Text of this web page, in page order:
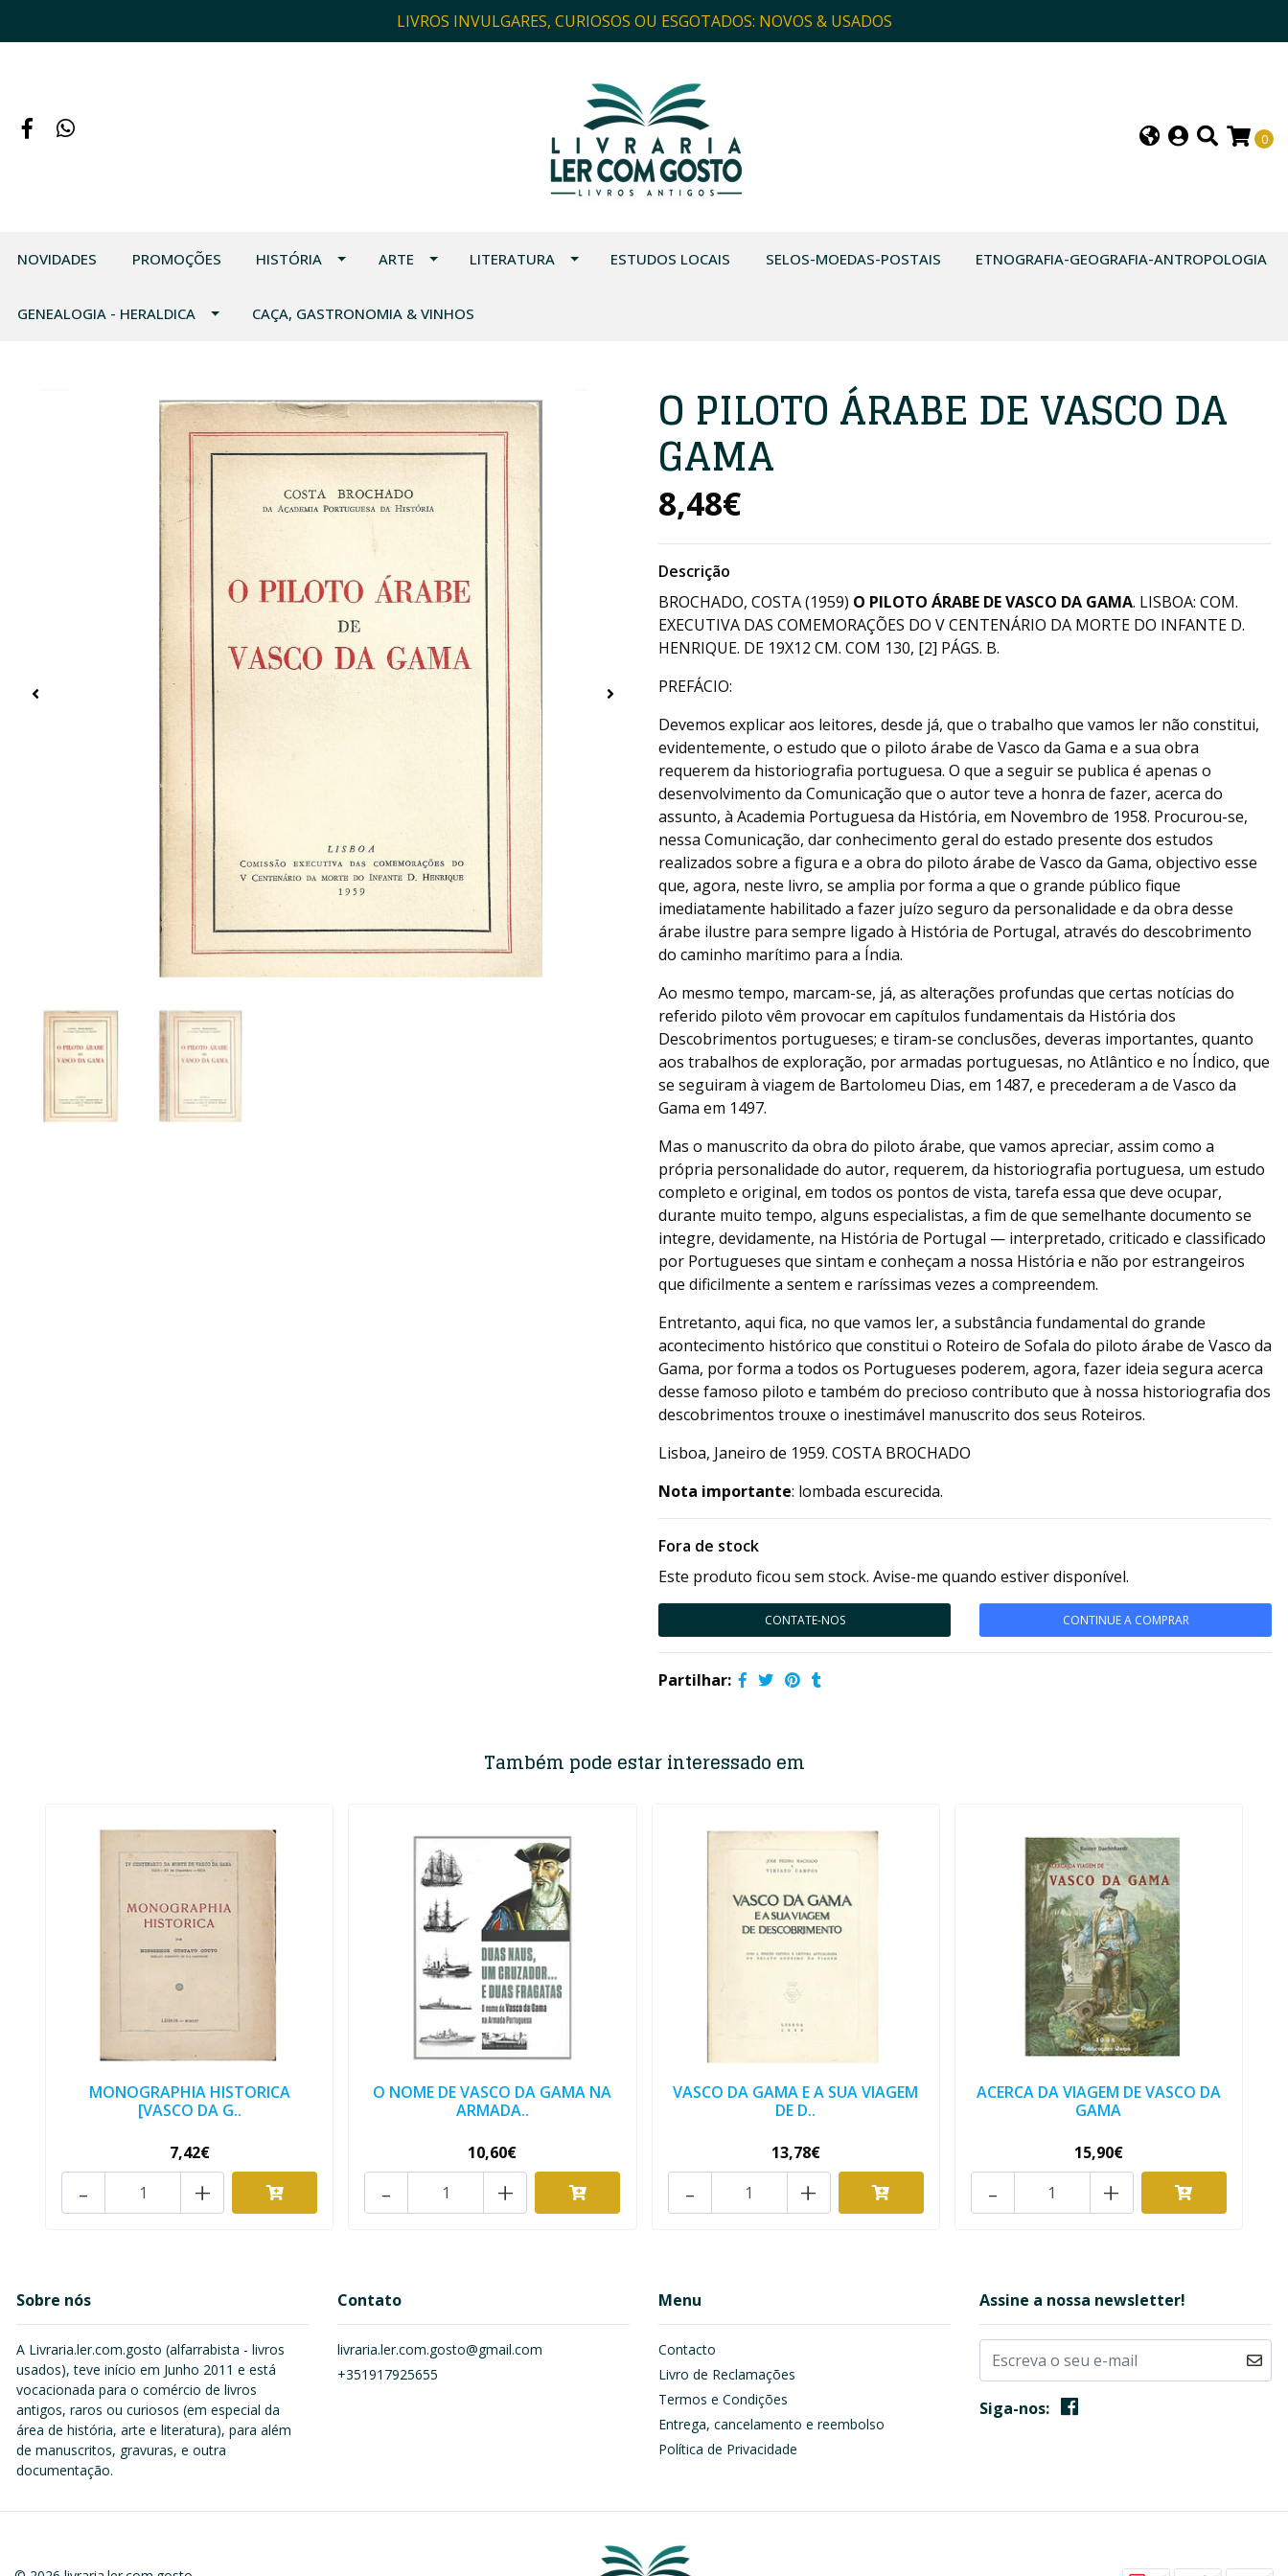
LIVROS INVULGARES, CURIOSOS OU ESGOTADOS: NOVOS & USADOS
0
NOVIDADES PROMOÇÕES HISTÓRIA ARTE LITERATURA ESTUDOS LOCAIS SELOS-MOEDAS-POSTAIS ETNOGRAFIA-GEOGRAFIA-ANTROPOLOGIA
GENEALOGIA - HERALDICA CAÇA, GASTRONOMIA & VINHOS
O PILOTO ÁRABE DE VASCO DA
GAMA
8,48€
Descrição
BROCHADO, COSTA (1959) O PILOTO ÁRABE DE VASCO DA GAMA. LISBOA: COM.
EXECUTIVA DAS COMEMORAÇÕES DO V CENTENÁRIO DA MORTE DO INFANTE D.
HENRIQUE. DE 19X12 CM. COM 130, [2] PÁGS. B.
PREFÁCIO:
Devemos explicar aos leitores, desde já, que o trabalho que vamos ler não constitui,
evidentemente, o estudo que o piloto árabe de Vasco da Gama e a sua obra
requerem da historiografia portuguesa. O que a seguir se publica é apenas o
desenvolvimento da Comunicação que o autor teve a honra de fazer, acerca do
assunto, à Academia Portuguesa da História, em Novembro de 1958. Procurou-se,
nessa Comunicação, dar conhecimento geral do estado presente dos estudos
realizados sobre a figura e a obra do piloto árabe de Vasco da Gama, objectivo esse
que, agora, neste livro, se amplia por forma a que o grande público fique
imediatamente habilitado a fazer juízo seguro da personalidade e da obra desse
árabe ilustre para sempre ligado à História de Portugal, através do descobrimento
do caminho marítimo para a Índia.
Ao mesmo tempo, marcam-se, já, as alterações profundas que certas notícias do
referido piloto vêm provocar em capítulos fundamentais da História dos
Descobrimentos portugueses; e tiram-se conclusões, deveras importantes, quanto
aos trabalhos de exploração, por armadas portuguesas, no Atlântico e no Índico, que
se seguiram à viagem de Bartolomeu Dias, em 1487, e precederam a de Vasco da
Gama em 1497.
Mas o manuscrito da obra do piloto árabe, que vamos apreciar, assim como a
própria personalidade do autor, requerem, da historiografia portuguesa, um estudo
completo e original, em todos os pontos de vista, tarefa essa que deve ocupar,
durante muito tempo, alguns especialistas, a fim de que semelhante documento se
integre, devidamente, na História de Portugal — interpretado, criticado e classificado
por Portugueses que sintam e conheçam a nossa História e não por estrangeiros
que dificilmente a sentem e raríssimas vezes a compreendem.
Entretanto, aqui fica, no que vamos ler, a substância fundamental do grande
acontecimento histórico que constitui o Roteiro de Sofala do piloto árabe de Vasco da
Gama, por forma a todos os Portugueses poderem, agora, fazer ideia segura acerca
desse famoso piloto e também do precioso contributo que à nossa historiografia dos
descobrimentos trouxe o inestimável manuscrito dos seus Roteiros.
Lisboa, Janeiro de 1959. COSTA BROCHADO
Nota importante: lombada escurecida.
Fora de stock
Este produto ficou sem stock. Avise-me quando estiver disponível.
CONTATE-NOS CONTINUE A COMPRAR
Partilhar:
Também pode estar interessado em
MONOGRAPHIA HISTORICA
[VASCO DA G..
7,42€
+
-
O NOME DE VASCO DA GAMA NA
ARMADA..
10,60€
+
-
VASCO DA GAMA E A SUA VIAGEM
DE D..
13,78€
+
-
ACERCA DA VIAGEM DE VASCO DA
GAMA
15,90€
+
-
Sobre nós
A Livraria.ler.com.gosto (alfarrabista - livros
usados), teve início em Junho 2011 e está
vocacionada para o comércio de livros
antigos, raros ou curiosos (em especial da
área de história, arte e literatura), para além
de manuscritos, gravuras, e outra
documentação.
Contato
livraria.ler.com.gosto@gmail.com
+351917925655
Menu
Contacto
Livro de Reclamações
Termos e Condições
Entrega, cancelamento e reembolso
Política de Privacidade
Assine a nossa newsletter!
Siga-nos: